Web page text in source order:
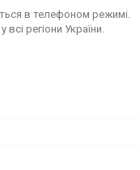
в телефоном режимі.
регіони України.